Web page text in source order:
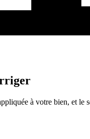
à votre bien, et